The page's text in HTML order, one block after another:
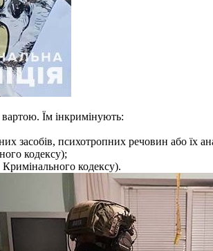
вартою. Їм інкримінують:
засобів, психотропних речовин або їх
кодексу);
кодексу).